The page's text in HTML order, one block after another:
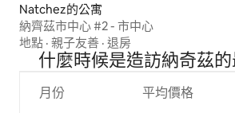
Natchez的公寓
納齊茲市中心 #2 - 市中心
地點 · 親子友善 · 退房
什麼時候是造訪納奇茲
月份 平均價格